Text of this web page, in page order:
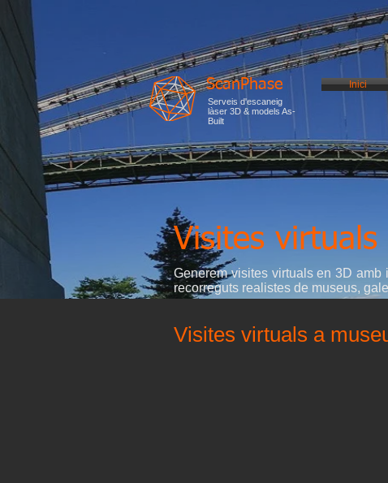
ScanPhase
Serveis d'escaneig
làser 3D & models As-
Built
Inici
Visites virtuals
Generem visites virtuals en 3D
recorreguts realistes de museus,
Visites virtuals a